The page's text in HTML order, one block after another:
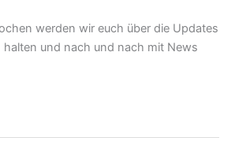
werden wir euch über die Updates
halten und nach und nach mit News